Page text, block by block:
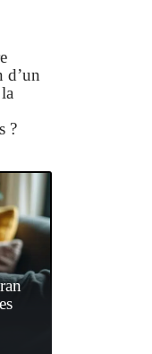
d’un
?